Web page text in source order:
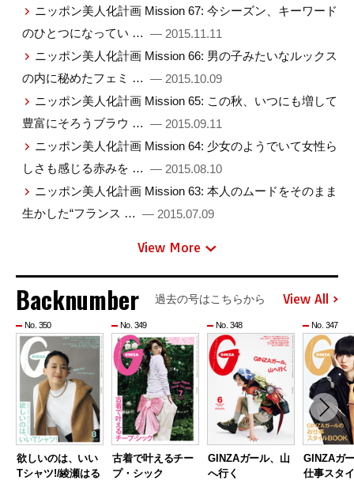
ニッポン美人化計画 Mission 67: 今シーズン、キーワード
のひとつになってい … — 2015.11.11
ニッポン美人化計画 Mission 66: 男の子みたいなルックス
の内に秘めたフェミ … — 2015.10.09
ニッポン美人化計画 Mission 65: この秋、いつにも増して
豊富にそろうブラウ … — 2015.09.11
ニッポン美人化計画 Mission 64: 少女のようでいて女性ら
しさも感じる赤みを … — 2015.08.10
ニッポン美人化計画 Mission 63: 本人のムードをそのまま
生かした“フランス … — 2015.07.09
View More
Backnumber 過去の号はこちらから View All
No. 350
欲しいのは、いい
Tシャツ!/綾瀬はる
No. 349
古着で叶えるチー
プ・シック
No. 348
GINZAガール、山
へ行く
No. 347
GINZAガ
仕事スタ